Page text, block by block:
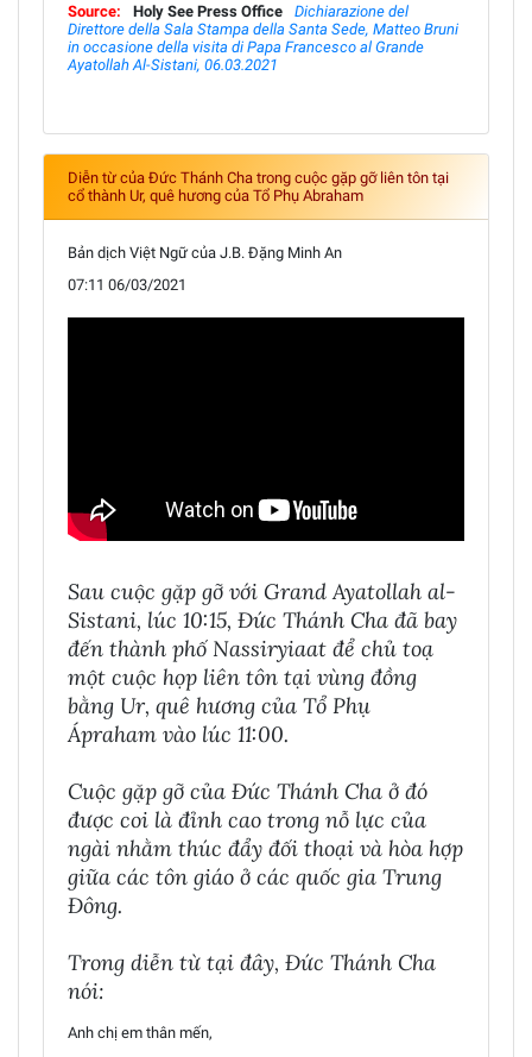
Source: Holy See Press Office
Dichiarazione del
Direttore della Sala Stampa della Santa Sede, Matteo Bruni
in occasione della visita di Papa Francesco al Grande
Ayatollah Al-Sistani, 06.03.2021
Diễn từ của Đức Thánh Cha trong cuộc gặp gỡ liên tôn tại
cổ thành Ur, quê hương của Tổ Phụ Abraham
Bản dịch Việt Ngữ của J.B. Đặng Minh An
07:11 06/03/2021
Sau cuộc gặp gỡ với Grand Ayatollah al-
Sistani, lúc 10:15, Đức Thánh Cha đã bay
đến thành phố Nassiryiaat để chủ toạ
một cuộc họp liên tôn tại vùng đồng
bằng Ur, quê hương của Tổ Phụ
Ápraham vào lúc 11:00.
Cuộc gặp gỡ của Đức Thánh Cha ở đó
được coi là đỉnh cao trong nỗ lực của
ngài nhằm thúc đẩy đối thoại và hòa hợp
giữa các tôn giáo ở các quốc gia Trung
Đông.
Trong diễn từ tại đây, Đức Thánh Cha
nói:
Anh chị em thân mến,